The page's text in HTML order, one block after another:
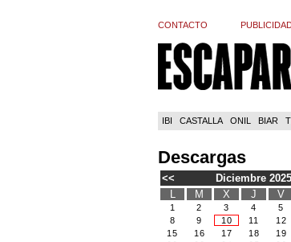
CONTACTO
IBI CASTALLA ONIL BIAR
Descargas
<< Diciembre 2025
L
M X J V
1 2 3 4 5
8
9 10 11 12
15
16 17 18 19